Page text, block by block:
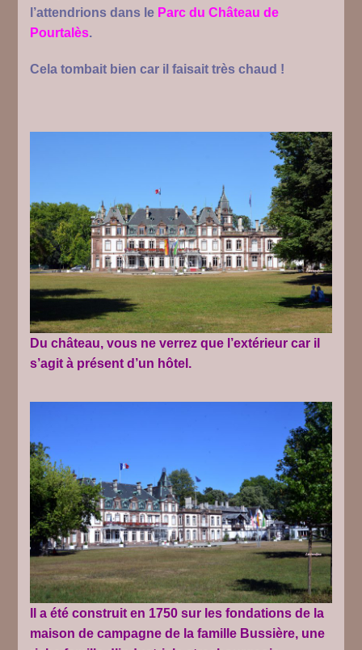
l’attendrions dans le Parc du Château de
Pourtalès.
Cela tombait bien car il faisait très chaud !
Du château, vous ne verrez que l’extérieur car il
s’agit à présent d’un hôtel.
Il a été construit en 1750 sur les fondations de la
maison de campagne de la famille Bussière, une